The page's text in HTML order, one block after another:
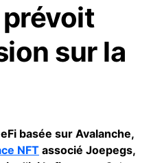
sur la
basée sur Avalanche,
NFT associé Joepegs,